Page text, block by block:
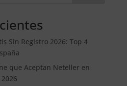
Sin Registro 2026: Top 4
que Aceptan Neteller en